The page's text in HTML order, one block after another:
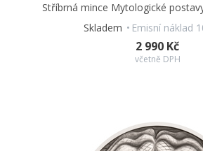
Stříbrná mince Mytologické
Skladem
Emisní náklad
2 990 Kč
včetně DPH